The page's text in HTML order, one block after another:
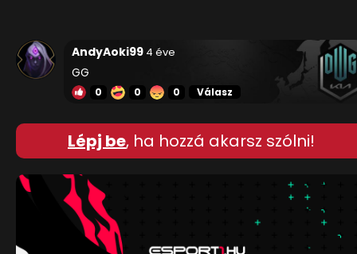
AndyAoki99 4 éve
GG
0 0 0 Válasz
Lépj be, ha hozzá akarsz szólni!